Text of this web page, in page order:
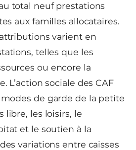
total neuf prestations
aux familles allocataires.
varient en
telles que les
ou encore la
L’action sociale des CAF
de garde de la petite
libre, les loisirs, le
et le soutien à la
variations entre caisses